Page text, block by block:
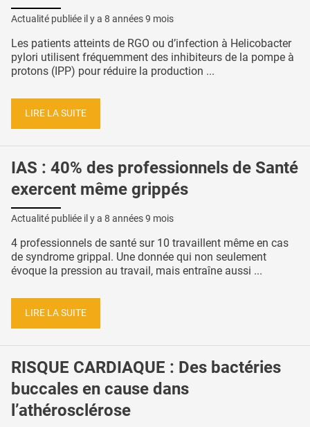
Actualité publiée il y a 8 années 9 mois
Les patients atteints de RGO ou d’infection à Helicobacter
pylori utilisent fréquemment des inhibiteurs de la pompe à
protons (IPP) pour réduire la production ...
LIRE LA SUITE
IAS : 40% des professionnels de Santé
exercent même grippés
Actualité publiée il y a 8 années 9 mois
4 professionnels de santé sur 10 travaillent même en cas
de syndrome grippal. Une donnée qui non seulement
évoque la pression au travail, mais entraîne aussi ...
LIRE LA SUITE
RISQUE CARDIAQUE : Des bactéries
buccales en cause dans
l’athérosclérose